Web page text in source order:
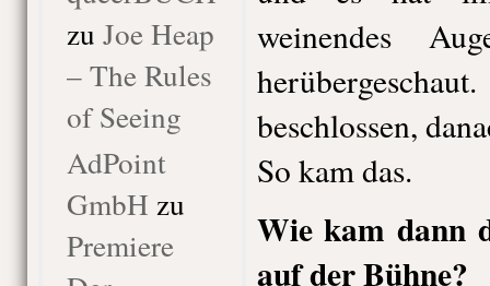
zu Joe Heap
– The Rules
of Seeing
AdPoint
GmbH zu
Premiere
weinendes
beschlossen,
So kam das.
Wie kam dann
auf der Bühne?